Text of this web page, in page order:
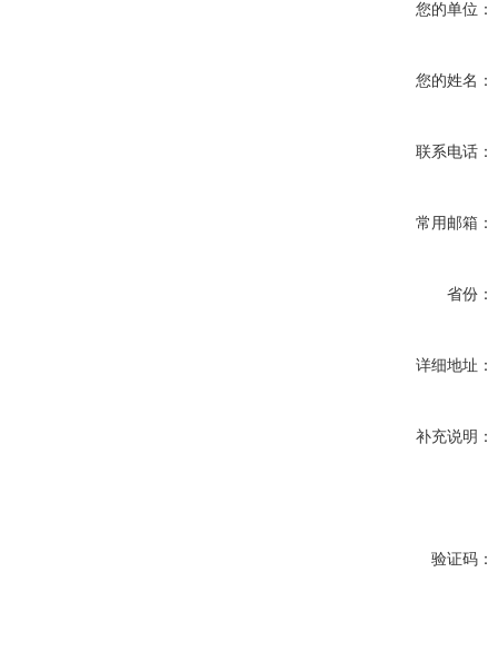
您的单位：
您的姓名：
联系电话：
常用邮箱：
省份：
详细地址：
补充说明：
验证码：